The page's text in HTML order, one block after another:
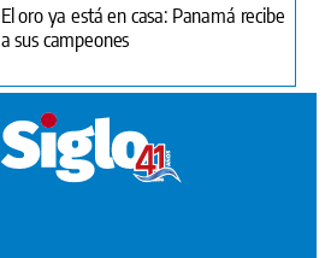
El oro ya está en casa: Panamá recibe
a sus campeones